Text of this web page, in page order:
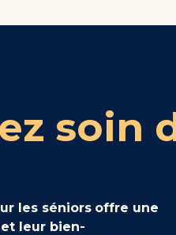
soin
les séniors offre une
leur bien-